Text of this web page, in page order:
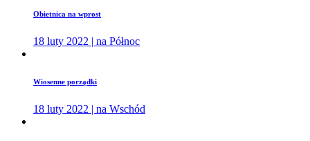
Obietnica na wprost
18 luty 2022 | na Północ
Wiosenne porządki
18 luty 2022 | na Wschód